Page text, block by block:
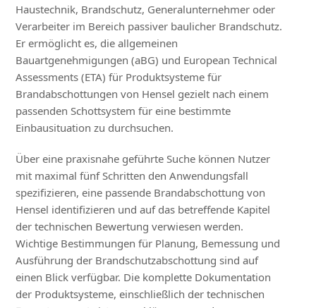
Haustechnik, Brandschutz, Generalunternehmer oder
Verarbeiter im Bereich passiver baulicher Brandschutz.
Er ermöglicht es, die allgemeinen
Bauartgenehmigungen (aBG) und European Technical
Assessments (ETA) für Produktsysteme für
Brandabschottungen von Hensel gezielt nach einem
passenden Schottsystem für eine bestimmte
Einbausituation zu durchsuchen.
Über eine praxisnahe geführte Suche können Nutzer
mit maximal fünf Schritten den Anwendungsfall
spezifizieren, eine passende Brandabschottung von
Hensel identifizieren und auf das betreffende Kapitel
der technischen Bewertung verwiesen werden.
Wichtige Bestimmungen für Planung, Bemessung und
Ausführung der Brandschutzabschottung sind auf
einen Blick verfügbar. Die komplette Dokumentation
der Produktsysteme, einschließlich der technischen